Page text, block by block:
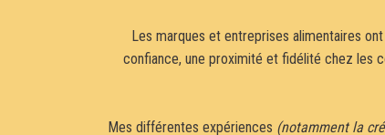
Les marques et entreprises alimentaires
confiance, une proximité et fidélité chez les
Mes différentes expériences (notamment la